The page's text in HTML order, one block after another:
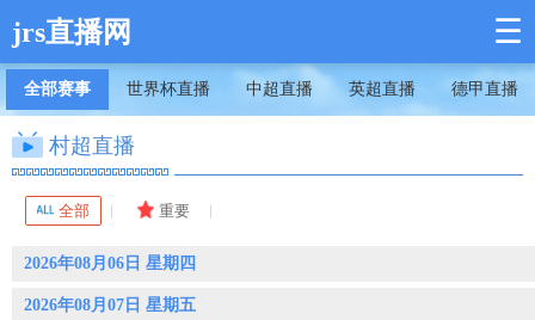
jrs直播网 ☰
全部赛事 世界杯直播 中超直播 英超直播 德甲直播
村超直播
2026年08月06日 星期四
2026年08月07日 星期五